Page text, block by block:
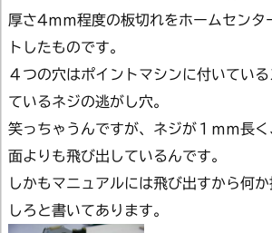
厚さ4ｍｍ程度の板切れをホームセンタ
トしたものです。
４つの穴はポイントマシンに付いてい
ているネジの逃がし穴。
笑っちゃうんですが、ネジが１ｍｍ長
面よりも飛び出しているんです。
しかもマニュアルには飛び出すから何
しろと書いてあります。